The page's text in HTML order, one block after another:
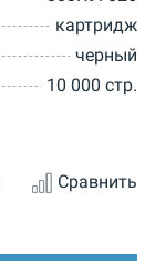
картридж
черный
10 000 стр.
Сравнить